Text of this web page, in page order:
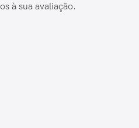
à sua avaliação.